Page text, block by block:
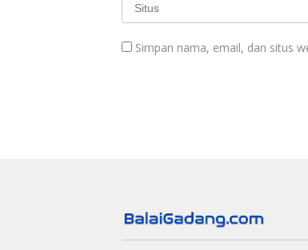
Simpan nama, email, dan situs